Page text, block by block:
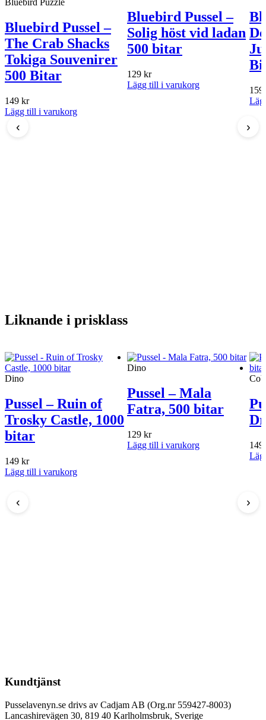
‹
Bluebird Puzzle
Bluebird Pussel –
The Crab Shacks
Tokiga Souvenirer
500 Bitar
149 kr
Lägg till i varukorg
Bluebird Pussel –
Solig höst vid ladan
500 bitar
129 kr
Lägg till i varukorg
159
›
Liknande i prisklass
‹
Dino
Pussel – Ruin of
Trosky Castle, 1000
bitar
149 kr
Lägg till i varukorg
Dino
Pussel – Mala
Fatra, 500 bitar
129 kr
Lägg till i varukorg
149
›
Kundtjänst
Pusselavenyn.se drivs av Cadjam AB (Org.nr 559427-8003)
Lancashirevägen 30, 819 40 Karlholmsbruk, Sverige